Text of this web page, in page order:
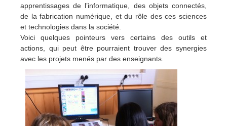
apprentissages de l’informatique, des objets connectés,
de la fabrication numérique, et du rôle des ces sciences
et technologies dans la société.
Voici quelques pointeurs vers certains des outils et
actions, qui peut être pourraient trouver des synergies
avec les projets menés par des enseignants.